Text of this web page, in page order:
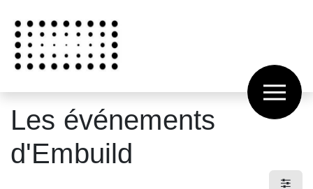
Les événements
d'Embuild